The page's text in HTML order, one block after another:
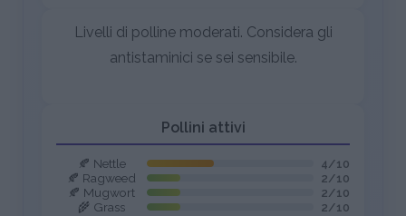
Livelli di polline moderati. Considera gli
antistaminici se sei sensibile.
Pollini attivi
🍂 Nettle 4/10
🍂 Ragweed 2/10
🍂 Mugwort 2/10
🌾 Grass 2/10